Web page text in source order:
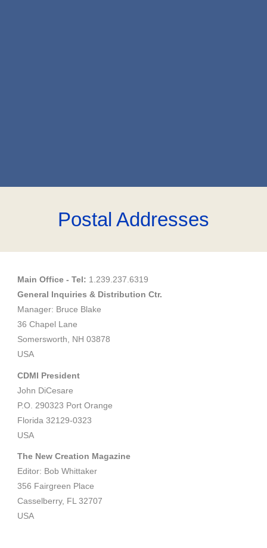
Postal Addresses
Main Office - Tel: 1.239.237.6319
General Inquiries & Distribution Ctr.
Manager: Bruce Blake
36 Chapel Lane
Somersworth, NH 03878
USA
CDMI President
John DiCesare
P.O. 290323 Port Orange
Florida 32129-0323
USA
The New Creation Magazine
Editor: Bob Whittaker
356 Fairgreen Place
Casselberry, FL 32707
USA